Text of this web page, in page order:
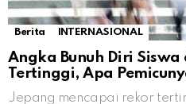
Berita INTERNASIONAL
Angka Bunuh Diri
Tertinggi, Apa
Jepang mencapai rekor